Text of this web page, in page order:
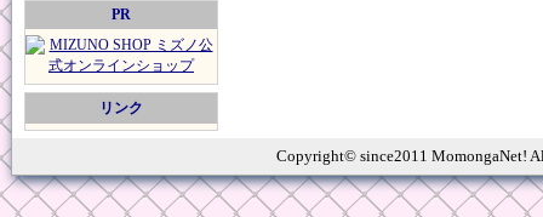
PR
リンク
Copyright© since2011 MomongaNet!